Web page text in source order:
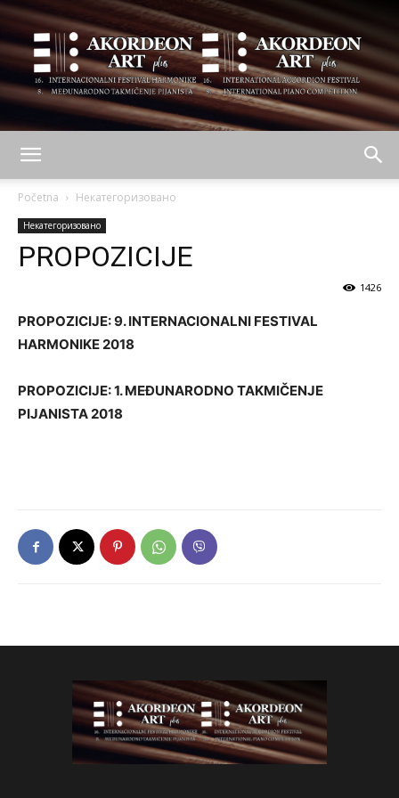
plus
Početna Некатегоризовано
Некатегоризовано
PROPOZICIJE
1426
PROPOZICIJE: 9. INTERNACIONALNI FESTIVAL
HARMONIKE 2018
PROPOZICIJE: 1. MEĐUNARODNO TAKMIČENJE
PIJANISTA 2018